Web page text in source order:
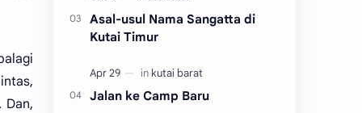
Asal-usul Nama Sangatta di
Kutai Timur
Jalan ke Camp Baru